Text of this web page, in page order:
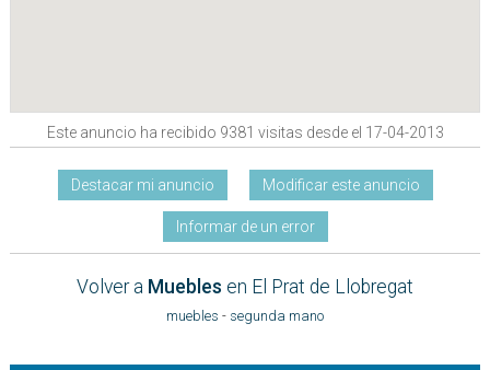
Este anuncio ha recibido 9381 visitas desde el 17-04-2013
Destacar mi anuncio Modificar este anuncio
Informar de un error
Volver a Muebles en El Prat de Llobregat
muebles - segunda mano